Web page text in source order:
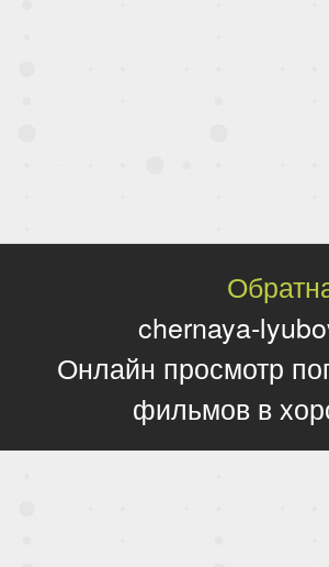
chernaya-
Онлайн просмотр
фильмов в